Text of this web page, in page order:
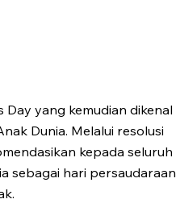
Day yang kemudian dikenal
Dunia. Melalui resolusi
kepada seluruh
sebagai hari persaudaraan